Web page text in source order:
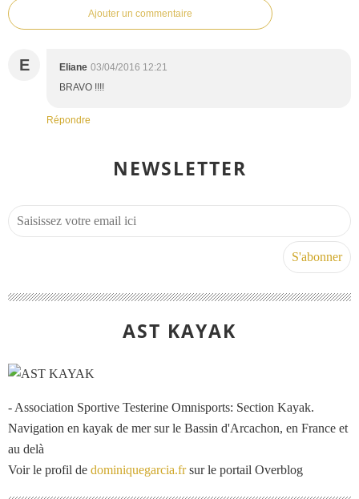
Ajouter un commentaire
E Eliane 03/04/2016 12:21
BRAVO !!!!
Répondre
NEWSLETTER
AST KAYAK
- Association Sportive Testerine Omnisports: Section Kayak.
Navigation en kayak de mer sur le Bassin d'Arcachon, en France et
au delà
Voir le profil de dominiquegarcia.frsur le portail Overblog